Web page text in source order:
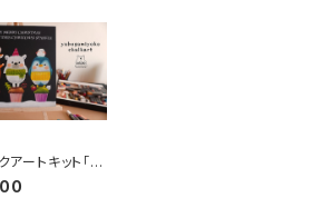
アートキット「ク
リオ」